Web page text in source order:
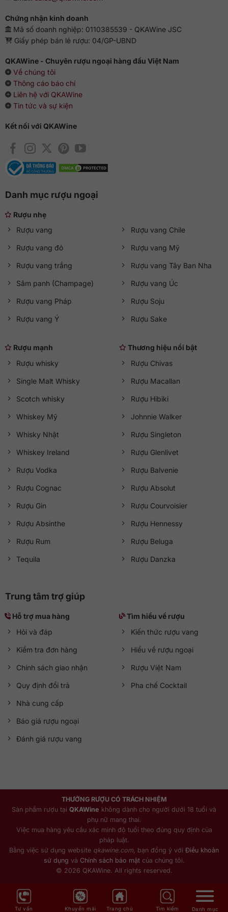
Chứng nhận kinh doanh
Mã số doanh nghiệp: 0110385539 - QKAWine JSC
Giấy phép bán lẻ rượu: 04/GP-UBND
QKAWine - Chuyên rượu ngoại hàng đầu Việt Nam
Về chúng tôi
Thông cáo báo chí
Liên hệ với QKAWine
Tin tức và sự kiện
Kết nối với QKAWine
Danh mục rượu ngoại
Rượu nhẹ
Rượu vang
Rượu vang đỏ
Rượu vang trắng
Sâm panh (Champage)
Rượu vang Pháp
Rượu vang Ý
Rượu vang Chile
Rượu vang Mỹ
Rượu vang Tây Ban Nha
Rượu vang Úc
Rượu Soju
Rượu Sake
Rượu mạnh
Rượu whisky
Single Malt Whisky
Scotch whisky
Whiskey Mỹ
Whisky Nhật
Whiskey Ireland
Rượu Vodka
Rượu Cognac
Rượu Gin
Rượu Absinthe
Rượu Rum
Tequila
Thương hiệu nổi bật
Rượu Chivas
Rượu Macallan
Rượu Hibiki
Johnnie Walker
Rượu Singleton
Rượu Glenlivet
Rượu Balvenie
Rượu Absolut
Rượu Courvoisier
Rượu Hennessy
Rượu Beluga
Rượu Danzka
Trung tâm trợ giúp
Hỗ trợ mua hàng
Hỏi và đáp
Kiểm tra đơn hàng
Chính sách giao nhận
Quy định đổi trả
Nhà cung cấp
Báo giá rượu ngoại
Đánh giá rượu vang
Tìm hiểu về rượu
Kiến thức rượu vang
Hiểu về rượu ngoại
Rượu Việt Nam
Pha chế Cocktail
THƯỞNG RƯỢU CÓ TRÁCH NHIỆM
Sản phẩm rượu tại QKAWine không dành cho người dưới 18 tuổi và
phụ nữ mang thai.
Việc mua hàng yêu cầu xác minh độ tuổi theo đúng quy định của
pháp luật.
Bằng việc sử dụng website qkawine.com , bạn đồng ý với Điều khoản
sử dụng và Chính sách bảo mậtcủa chúng tôi.
© 2026 QKAWine. All rights reserved.
Tư vấn Khuyến mãi Trang chủ Tìm kiếm Danh mục